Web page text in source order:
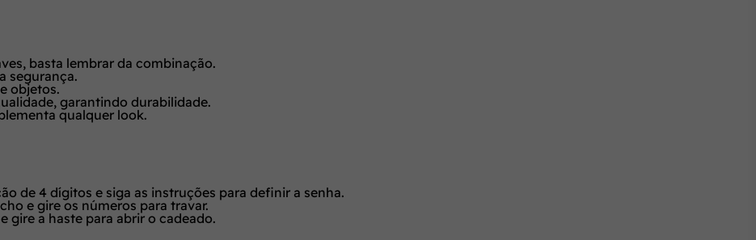
basta lembrar da combinação.
segurança.
objetos.
garantindo durabilidade.
qualquer look.
de 4 dígitos e siga as instruções para definir a senha.
e gire os números para travar.
gire a haste para abrir o cadeado.